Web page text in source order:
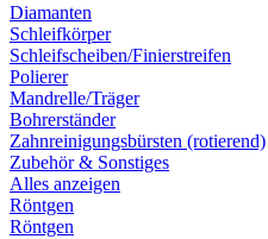
Diamanten
Schleifkörper
Schleifscheiben/Finierstreifen
Polierer
Mandrelle/Träger
Bohrerständer
Zahnreinigungsbürsten (rotierend)
Zubehör & Sonstiges
Alles anzeigen
Röntgen
Röntgen